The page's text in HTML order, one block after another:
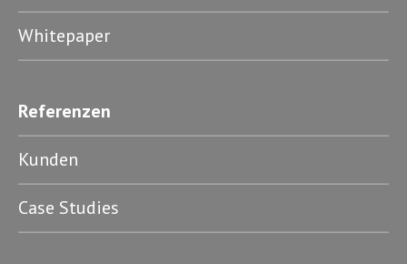
Whitepaper
Referenzen
Kunden
Case Studies